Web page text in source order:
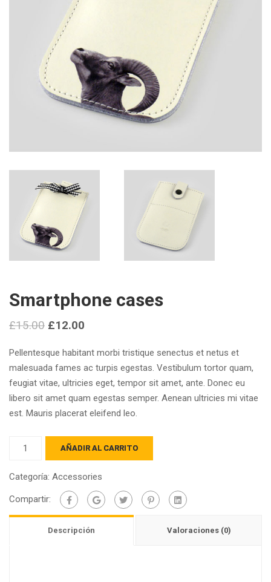
Smartphone cases
£15.00 £12.00
Pellentesque habitant morbi tristique senectus et netus et
malesuada fames ac turpis egestas. Vestibulum tortor quam,
feugiat vitae, ultricies eget, tempor sit amet, ante. Donec eu
libero sit amet quam egestas semper. Aenean ultricies mi vitae
est. Mauris placerat eleifend leo.
Smartphone
cantidad
AÑADIR AL CARRITO
Categoría: Accessories
Compartir:
Descripción Valoraciones (0)